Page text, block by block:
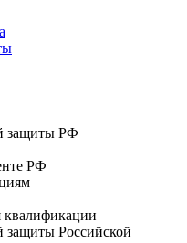
защиты РФ
РФ
квалификации
защиты Российской